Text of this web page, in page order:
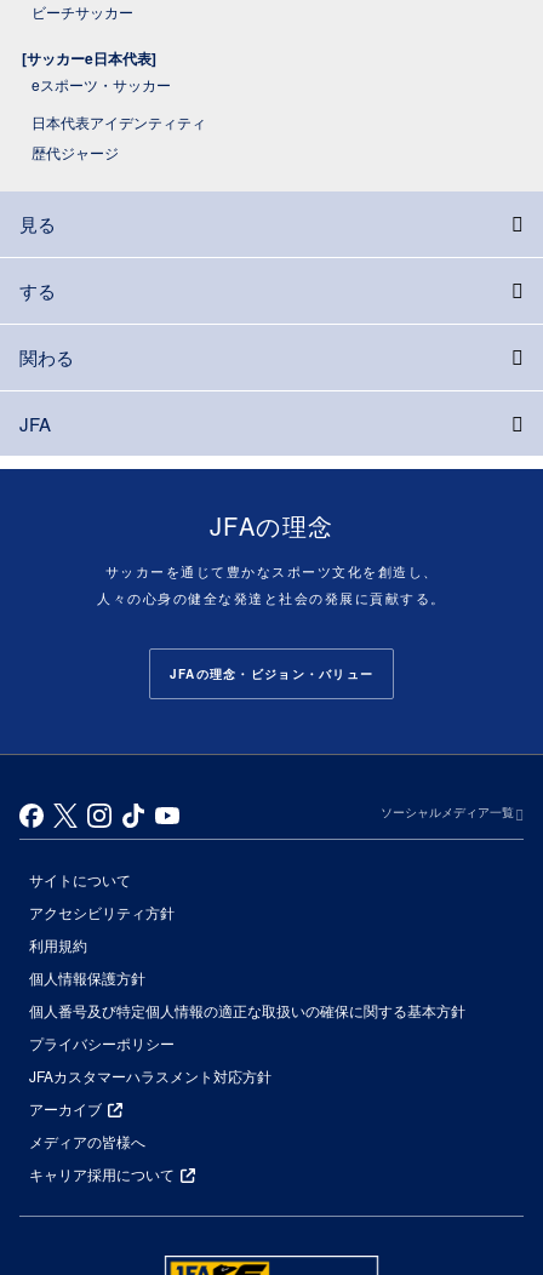
ビーチサッカー
[サッカーe日本代表]
eスポーツ・サッカー
日本代表アイデンティティ
歴代ジャージ
見る
する
関わる
JFA
JFAの理念
サッカーを通じて豊かなスポーツ文化を創造し、
人々の心身の健全な発達と社会の発展に貢献する。
JFAの理念・ビジョン・バリュー
ソーシャルメディア一覧
サイトについて
アクセシビリティ方針
利用規約
個人情報保護方針
個人番号及び特定個人情報の適正な取扱いの確保に関する基本方針
プライバシーポリシー
JFAカスタマーハラスメント対応方針
アーカイブ
メディアの皆様へ
キャリア採用について